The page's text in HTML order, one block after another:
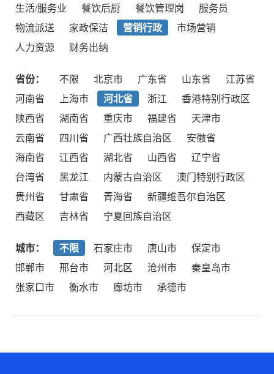
生活/服务业
餐饮后厨 餐饮管理岗
服务员
物流派送
家政保洁 营销行政
市场营销
人力资源
财务出纳
省份： 不限 北京市 广东省 山东省
江苏省
河南省
上海市 河北省 浙江
香港特别行政区
陕西省
湖南省 重庆市 福建省
天津市
云南省
四川省 广西壮族自治区
安徽省
海南省
江西省 湖北省 山西省
辽宁省
台湾省
黑龙江 内蒙古自治区
澳门特别行政区
贵州省
甘肃省 青海省
新疆维吾尔自治区
西藏区
吉林省 宁夏回族自治区
城市： 不限 石家庄市 唐山市
保定市
邯郸市
邢台市 河北区 沧州市
秦皇岛市
张家口市
衡水市 廊坊市 承德市